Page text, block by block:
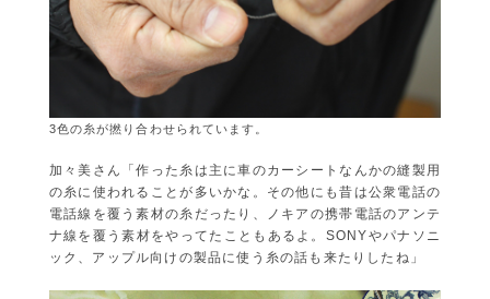
3色の糸が撚り合わせられています。
加々美さん「作った糸は主に車のカーシートなんかの縫製用
の糸に使われることが多いかな。その他にも昔は公衆電話の
電話線を覆う素材の糸だったり、ノキアの携帯電話のアンテ
ナ線を覆う素材をやってたこともあるよ。SONYやパナソニ
ック、アップル向けの製品に使う糸の話も来たりしたね」